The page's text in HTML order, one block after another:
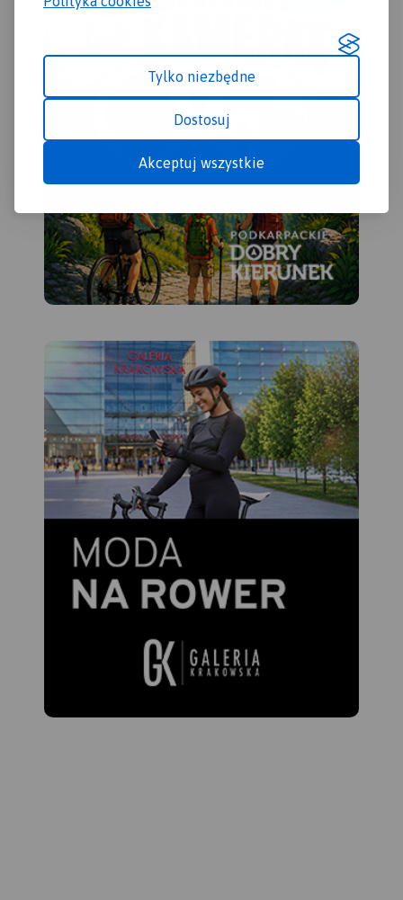
Tylko niezbędne
Dostosuj
Akceptuj wszystkie